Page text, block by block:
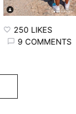
250 LIKES
9 COMMENTS